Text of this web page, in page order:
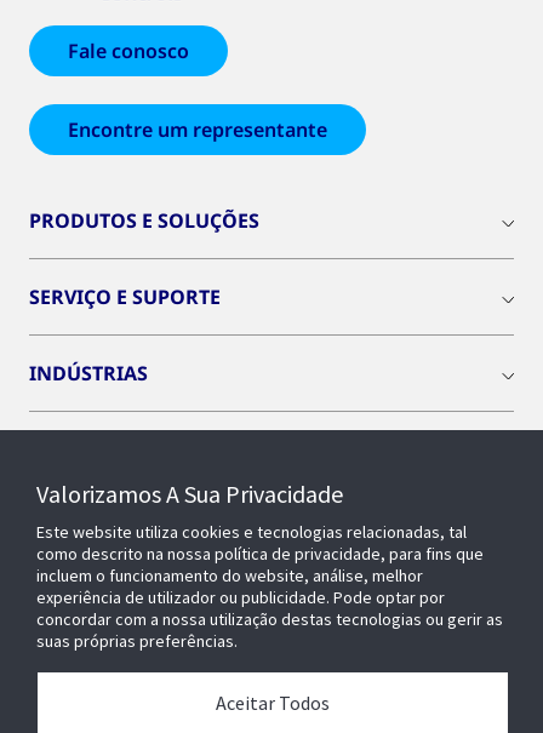
Fale conosco
Encontre um representante
PRODUTOS E SOLUÇÕES
SERVIÇO E SUPORTE
INDÚSTRIAS
SOBRE NÓS
OPENBLUE
EDIFÍCIOS INTELIGENTES
Valorizamos A Sua Privacidade
Este website utiliza cookies e tecnologias relacionadas, tal
como descrito na nossa política de privacidade, para fins que
incluem o funcionamento do website, análise, melhor
experiência de utilizador ou publicidade. Pode optar por
concordar com a nossa utilização destas tecnologias ou gerir as
suas próprias preferências.
Aceitar Todos